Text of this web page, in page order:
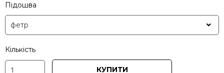
Підошва
Кількість
КУПИТИ